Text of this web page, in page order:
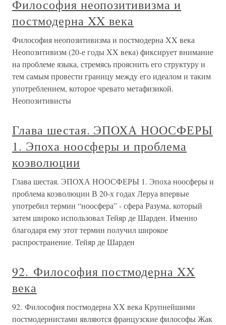
Философия неопозитивизма и
постмодерна XX века
Философия неопозитивизма и постмодерна XX века
Неопозитивизм (20-е годы XX века) фиксирует внимание
на проблеме языка, стремясь прояснить его структуру и
тем самым провести границу между его идеалом и таким
употреблением, которое чревато метафизикой.
Неопозитивисты
Глава шестая. ЭПОХА НООСФЕРЫ
1. Эпоха ноосферы и проблема
коэволюции
Глава шестая. ЭПОХА НООСФЕРЫ 1. Эпоха ноосферы и
проблема коэволюции В 20-х годах Леруа впервые
употребил термин “ноосфера” - сфера Разума, который
затем широко использовал Тейяр де Шарден. Именно
благодаря ему этот термин получил широкое
распространение. Тейяр де Шарден
92. Философия постмодерна XX
века
92. Философия постмодерна XX века Крупнейшими
постмодернистами являются французские философы Жак